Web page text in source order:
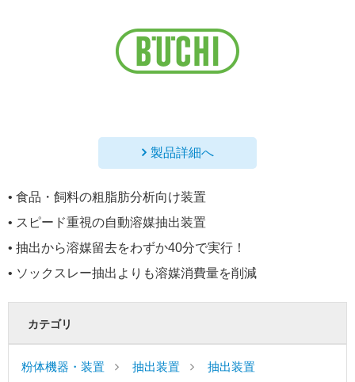
製品詳細へ
• 食品・飼料の粗脂肪分析向け装置
• スピード重視の自動溶媒抽出装置
• 抽出から溶媒留去をわずか40分で実行！
• ソックスレー抽出よりも溶媒消費量を削減
カテゴリ
粉体機器・装置 抽出装置 抽出装置